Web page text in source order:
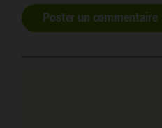
Poster un commentaire